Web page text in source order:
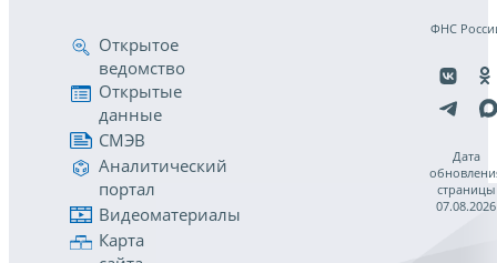
Открытое
ведомство
Открытые
данные
СМЭВ
Аналитический
портал
Видеоматериалы
Карта
ФНС
Дата
страницы
07.08.2026